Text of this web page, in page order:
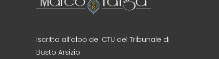
Iscritto all’albo dei CTU del Tribunale di
Busto Arsizio